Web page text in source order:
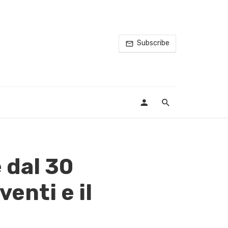
Subscribe
dal 30
e il